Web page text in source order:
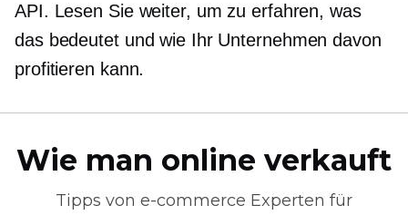
API. Lesen Sie weiter, um zu erfahren, was
das bedeutet und wie Ihr Unternehmen davon
profitieren kann.
Wie man online verkauft
Tipps von e-commerce Experten für